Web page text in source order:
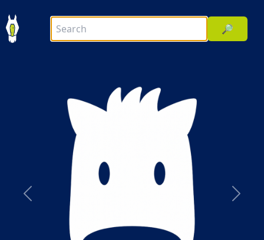
🔎
前へ 次へ